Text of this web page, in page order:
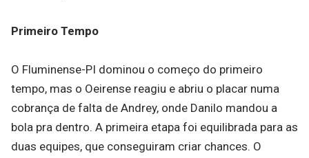
Primeiro Tempo
O Fluminense-PI dominou o começo do primeiro
tempo, mas o Oeirense reagiu e abriu o placar numa
cobrança de falta de Andrey, onde Danilo mandou a
bola pra dentro. A primeira etapa foi equilibrada para as
duas equipes, que conseguiram criar chances. O